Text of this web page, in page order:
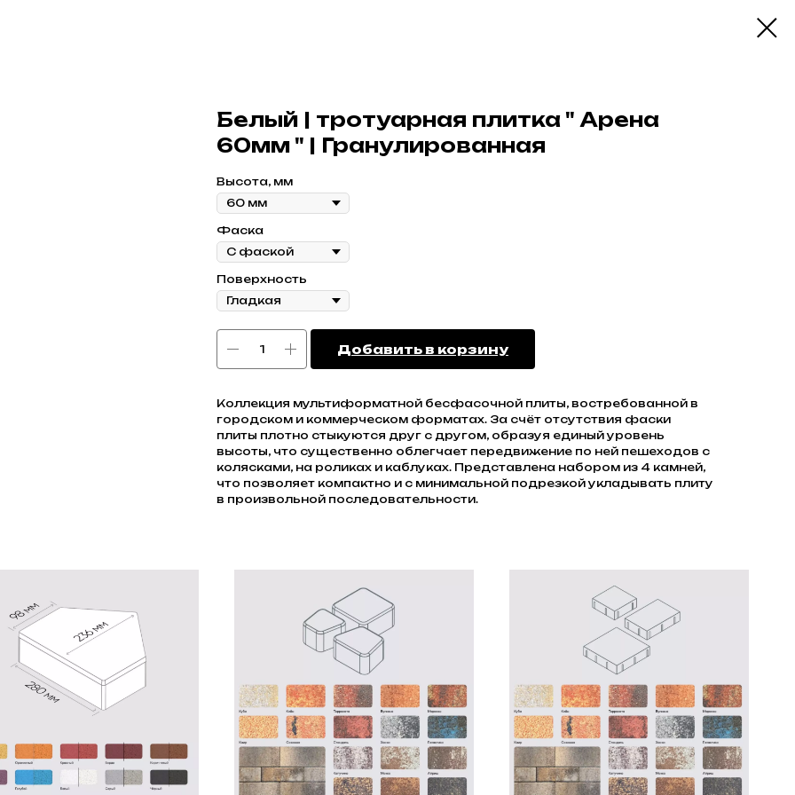
Белый | тротуарная плитка " Арена
60мм " | Гранулированная
Высота, мм
Фаска
Поверхность
Добавить в корзину
Коллекция мультиформатной бесфасочной плиты, востребованной в
городском и коммерческом форматах. За счёт отсутствия фаски
плиты плотно стыкуются друг с другом, образуя единый уровень
высоты, что существенно облегчает передвижение по ней пешеходов с
колясками, на роликах и каблуках. Представлена набором из 4 камней,
что позволяет компактно и с минимальной подрезкой укладывать плиту
в произвольной последовательности.